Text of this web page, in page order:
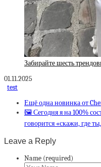
Забирайте шесть
01.11.2025
test
Ещё одна новинка от
🖼 Сегодня я на 100%
говорится «скажи, где
Leave a Reply
Name (required)